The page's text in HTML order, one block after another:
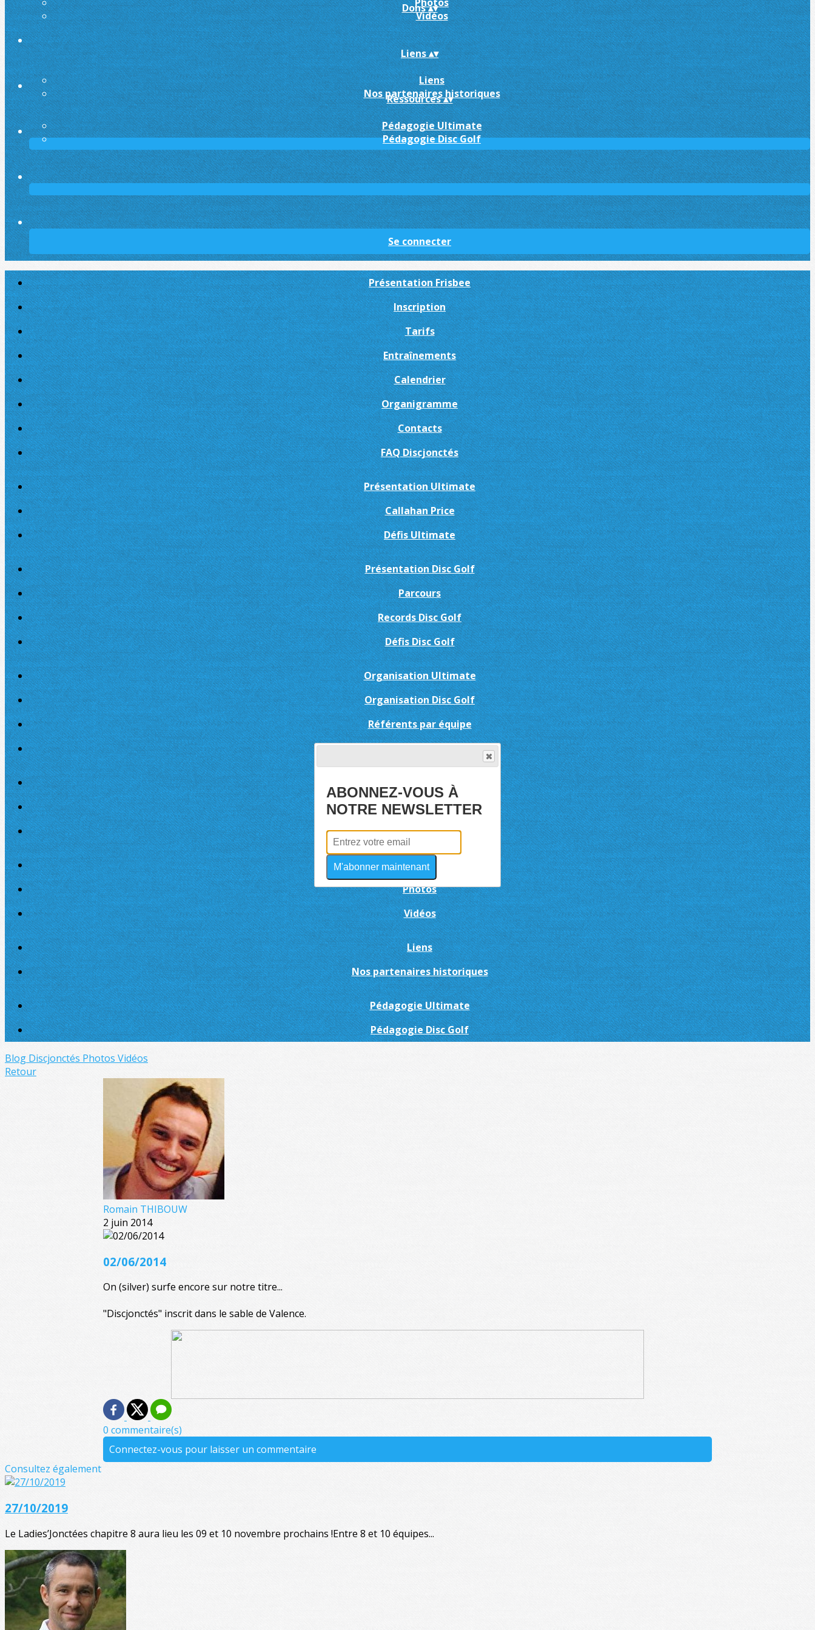
Vidéos
Dons▴▾
Liens▴▾
Liens
Nos partenaires historiques
Ressources▴▾
Pédagogie Ultimate
Pédagogie Disc Golf
Se connecter
Présentation Frisbee
Inscription
Tarifs
Entraînements
Calendrier
Organigramme
Contacts
FAQ Discjonctés
Présentation Ultimate
Callahan Price
Défis Ultimate
Présentation Disc Golf
Parcours
Records Disc Golf
Défis Disc Golf
Organisation Ultimate
Organisation Disc Golf
Référents par équipe
Résultats-Palmarès
Ladie'Jonctées
Tract'Open
DO-IT
Blog Discjonctés
Photos
Vidéos
Liens
Nos partenaires historiques
Pédagogie Ultimate
Pédagogie Disc Golf
Blog Discjonctés Photos Vidéos
Retour
Romain THIBOUW
2 juin 2014
02/06/2014
On (silver) surfe encore sur notre titre...
"Discjonctés" inscrit dans le sable de Valence.
0 commentaire(s)
Connectez-vous pour laisser un commentaire
Consultez également
27/10/2019
Le Ladies’Jonctées chapitre 8 aura lieu les 09 et 10 novembre prochains !Entre 8 et 10 équipes...
ABONNEZ-VOUS À
NOTRE NEWSLETTER
M'abonner maintenant